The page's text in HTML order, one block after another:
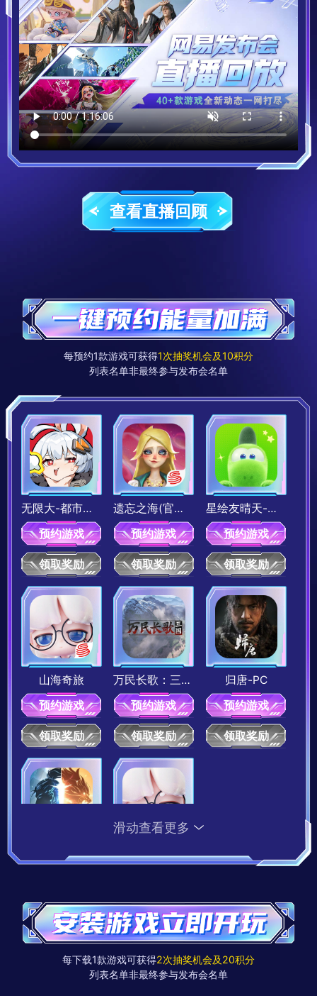
10积分
《王牌竞速》排位加分卡
10积分兑换
10积分
《天下贰经典版》佳品·灵兽养成丹
10积分兑换
10积分
《率土之滨》50虎符
10积分兑换
10积分
《灵兽大冒险》一箱通宝
10积分兑换
100积分
《狼人杀》五星时装30天自选包
100积分兑换
30积分
《狼人杀》典藏皮肤宝箱
30积分兑换
25积分
《狼人杀》头像框7天自选包
20积分
《狼人杀》限时点券
20积分
20积分兑换
10积分
10积分兑换
20积分 10积分
查看直播回顾
每预约1款游戏可获得1次抽奖机会及10积分
列表名单非最终参与发布会名单
无限大-都市开放世界
预约游戏
领取奖励
遗忘之海(官服)-奇遇海洋开放世界
预约游戏
领取奖励
星绘友晴天-宇宙生活模拟新游
预约游戏
领取奖励
山海奇旅
预约游戏
领取奖励
万民长歌：三国-PC
预约游戏
领取奖励
归唐-PC
预约游戏
领取奖励
领取奖励 领取奖励
滑动查看更多
每下载1款游戏可获得2次抽奖机会及20积分
列表名单非最终参与发布会名单